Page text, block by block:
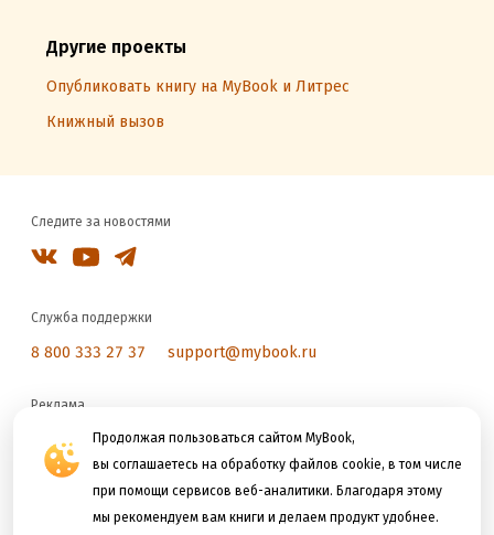
Продолжая пользоваться сайтом MyBook,
вы соглашаетесь на обработку файлов cookie, в том числе
при помощи сервисов веб-аналитики. Благодаря этому
мы рекомендуем вам книги и делаем продукт удобнее.
Другие проекты
Опубликовать книгу на MyBook и Литрес
Книжный вызов
Следите за новостями
Служба поддержки
8 800 333 27 37 support@mybook.ru
Реклама
reklama@litres.ru
Мы принимаем к оплате